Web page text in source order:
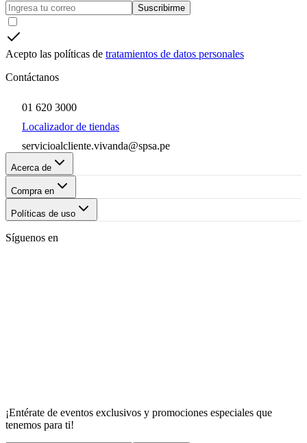
Suscribirme
Acepto las políticas de tratamientos de datos personales
Contáctanos
01 620 3000
Localizador de tiendas
servicioalcliente.vivanda@spsa.pe
Acerca de
Compra en
Políticas de uso
Síguenos en
¡Entérate de eventos exclusivos y promociones especiales que
tenemos para ti!